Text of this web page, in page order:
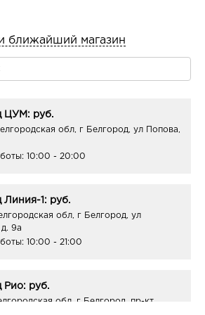
ближайший магазин
ЦУМ: руб.
обл, г Белгород, ул Попова,
10:00 - 20:00
Линия-1: руб.
обл, г Белгород, ул
9а
10:00 - 21:00
Рио: руб.
обл, г Белгород, пр-кт